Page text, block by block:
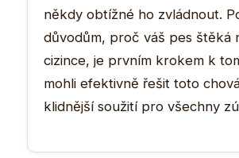
někdy obtížné ho zvládnout.
důvodům, proč váš pes štěká
cizince, je prvním krokem k
mohli efektivně řešit toto
klidnější soužití pro všechny